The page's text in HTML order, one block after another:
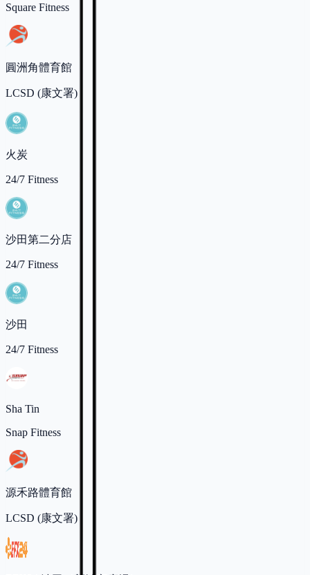
Square Fitness
圓洲角體育館
LCSD (康文署)
火炭
24/7 Fitness
沙田第二分店
24/7 Fitness
沙田
24/7 Fitness
Sha Tin
Snap Fitness
源禾路體育館
LCSD (康文署)